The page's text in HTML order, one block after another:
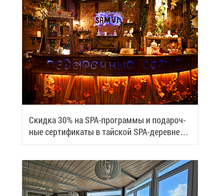
Скид­ка 30% на SPA-про­грам­мы и по­да­роч­
ные сер­ти­фи­ка­ты в тай­ской SPA-де­ревне
Samui